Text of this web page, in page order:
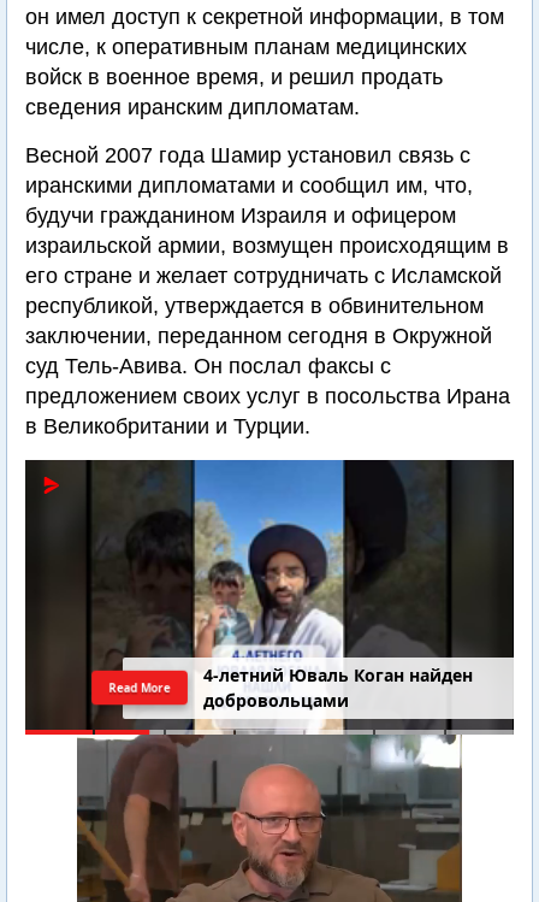
он имел доступ к секретной информации, в том
числе, к оперативным планам медицинских
войск в военное время, и решил продать
сведения иранским дипломатам.
Весной 2007 года Шамир установил связь с
иранскими дипломатами и сообщил им, что,
будучи гражданином Израиля и офицером
израильской армии, возмущен происходящим в
его стране и желает сотрудничать с Исламской
республикой, утверждается в обвинительном
заключении, переданном сегодня в Окружной
суд Тель-Авива. Он послал факсы с
предложением своих услуг в посольства Ирана
в Великобритании и Турции.
4-летний Юваль Коган найден
добровольцами
Read More